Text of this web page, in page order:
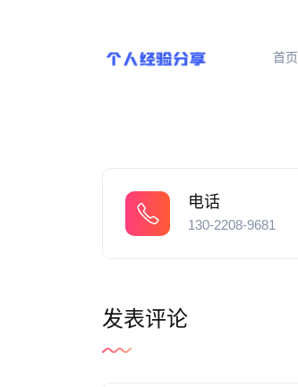
首页
电话
130-2208-9681
发表评论